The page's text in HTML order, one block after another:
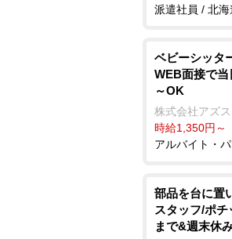
派遣社員 / 北海
ベビーシッタ
WEB面接で
～OK
株式会社アズ
時給1,350円～
アルバイト・
部品を台に置
スタッフ/ポ
まで&週末休